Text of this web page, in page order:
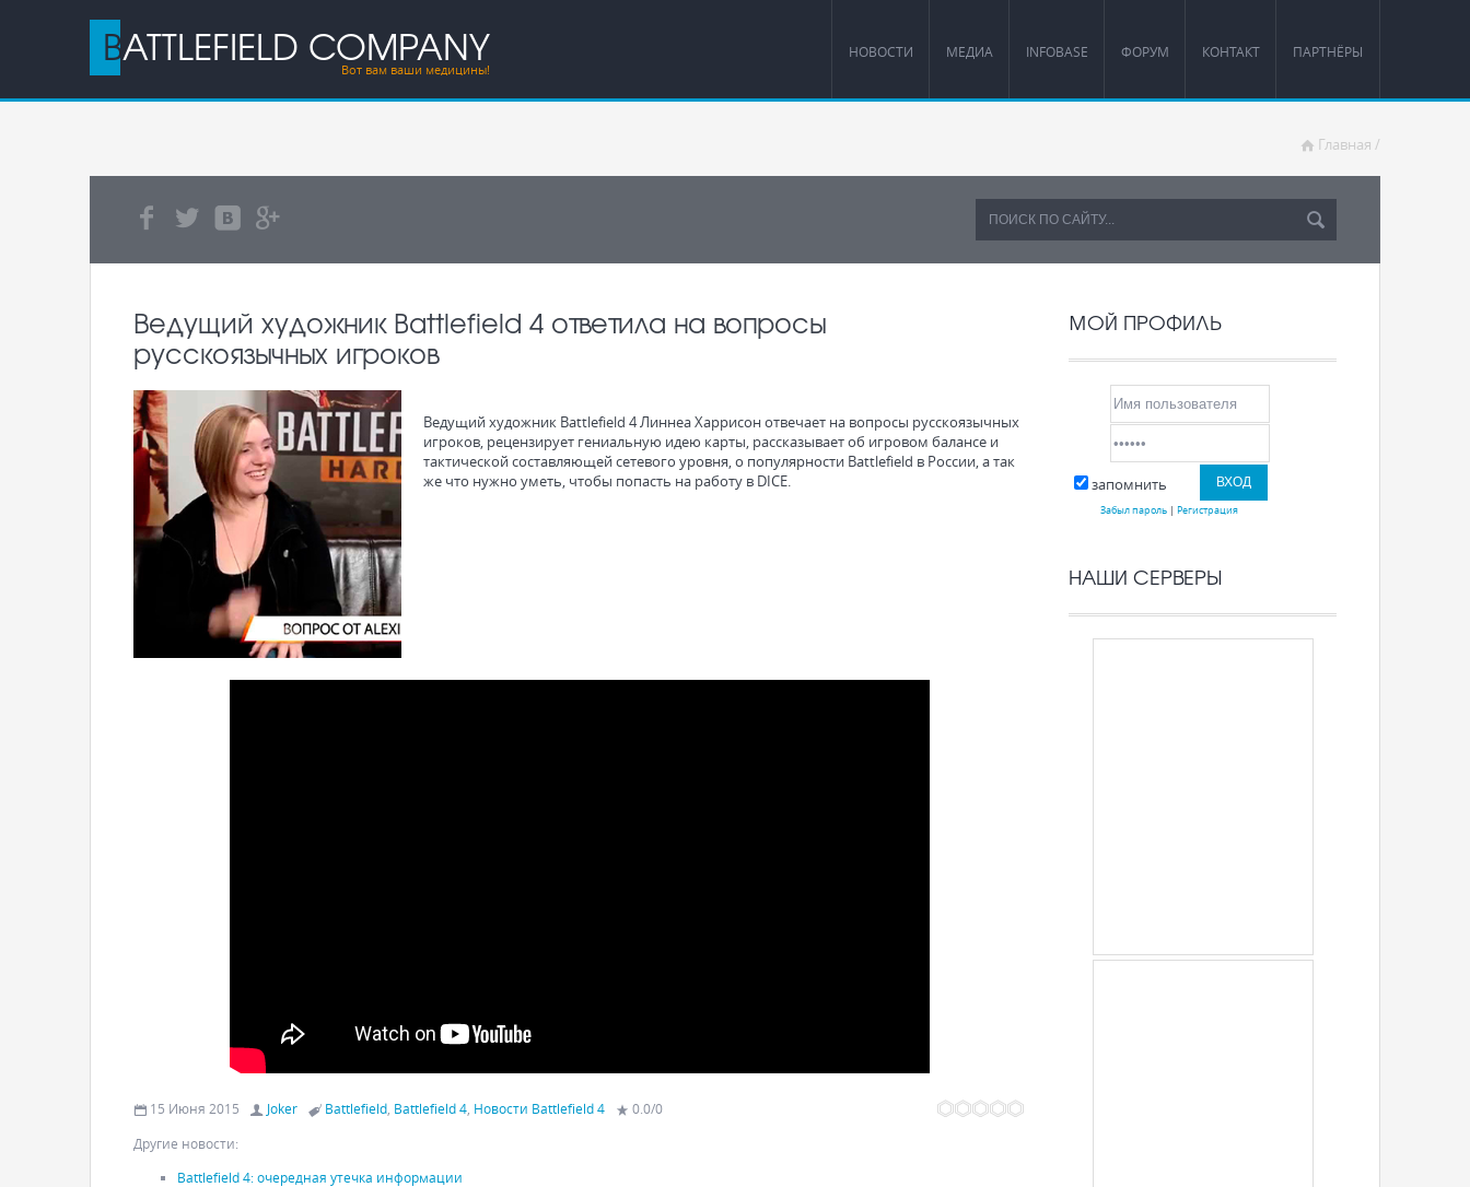
BATTLEFIELD COMPANY
Вот вам ваши медицины!
НОВОСТИ МЕДИА INFOBASE ФОРУМ КОНТАКТ ПАРТНЁРЫ
Главная /
Ведущий художник Battlefield 4 ответила на вопросы
русскоязычных игроков
Ведущий художник Battlefield 4 Линнеа Харрисон отвечает на вопросы русскоязычных
игроков, рецензирует гениальную идею карты, рассказывает об игровом балансе и
тактической составляющей сетевого уровня, о популярности Battlefield в России, а так
же что нужно уметь, чтобы попасть на работу в DICE.
15 Июня 2015 Joker Battlefield Battlefield 4 Новости Battlefield 4 0.0/0
Другие новости:
Battlefield 4: очередная утечка информации
МОЙ ПРОФИЛЬ
запомнить
Забыл пароль| Регистрация
НАШИ СЕРВЕРЫ